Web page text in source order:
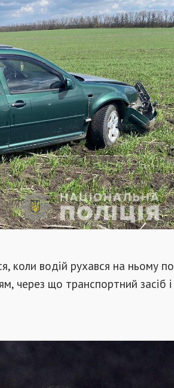
коли водій рухався на ньому по
через що транспортний засіб і